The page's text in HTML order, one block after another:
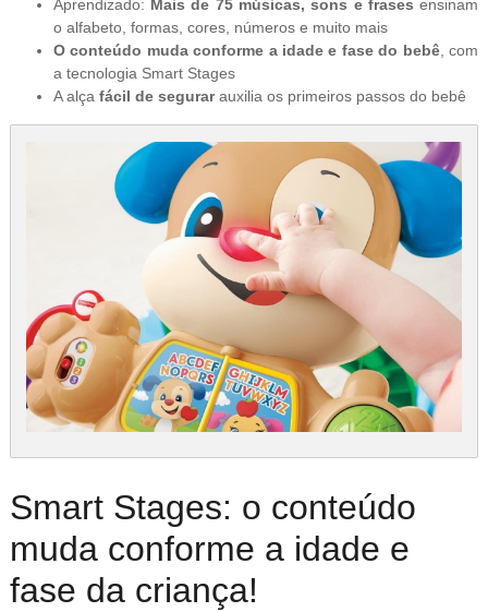
Aprendizado: Mais de 75 músicas, sons e frases ensinam
o alfabeto, formas, cores, números e muito mais
O conteúdo muda conforme a idade e fase do bebê, com
a tecnologia Smart Stages
A alça fácil de segurarauxilia os primeiros passos do bebê
Smart Stages: o conteúdo
muda conforme a idade e
fase da criança!